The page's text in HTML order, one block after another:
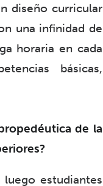
diseño curricular
una infinidad de
horaria en cada
básicas,
de la
estudiantes